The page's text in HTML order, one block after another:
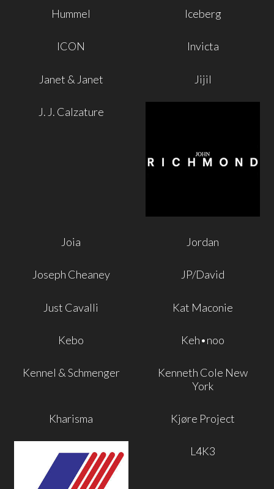
Hummel Iceberg
ICON Invicta
Janet & Janet Jijil
J. J. Calzature
Joia Jordan
Joseph Cheaney JP/David
Just Cavalli Kat Maconie
Kebo Keh•noo
Kennel & Schmenger
Kenneth Cole New
York
Kharisma Kjøre Project
L4K3